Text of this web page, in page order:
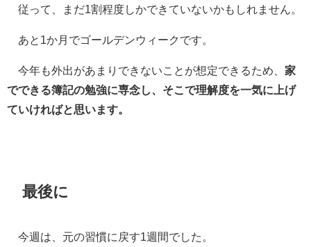
従って、まだ1割程度しかできていないかもしれません。
あと1か月でゴールデンウィークです。
今年も外出があまりできないことが想定できるため、 家
でできる簿記の勉強に専念し、そこで理解度を一気に上げ
ていければと思います。
最後に
今週は、元の習慣に戻す1週間でした。